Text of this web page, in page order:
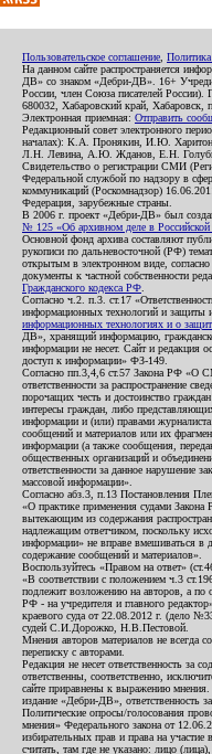
Пользовательское соглашение
На данном сайте распространяется
ДВ» со знаком «Дебри-ДВ». 16+
России, член Союза писателей
680032, Хабаровский край, Хабаровск,
Электронная приемная: Отправить
Редакционный совет электронного
началах): К.А. Пронякин, И.Ю.
Л.Н. Левина, А.Ю. Жданов, Е.Н.
Свидетельство о регистрации СМИ
Федеральной службой по надзору в
коммуникаций (Роскомнадзор)
Федерация, зарубежные страны.
В 2006 г. проект «Дебри-ДВ» был
№ 125 «Об архивном деле в Российской
Основной фонд архива составляют
рукописи по дальневосточной (РФ)
открытым в электронном виде,
документы к частной собственности
Гражданского кодекса РФ
Согласно ч.2. п.3. ст.17
информационных технологий и защиты
информационных технологиях и о
ДВ», хранящий информацию,
информации не несет. Сайт и редакция
доступ к информации» ФЗ-149.
Согласно пп.3,4,6 ст.57 Закона РФ «О
ответственности за распространение
порочащих честь и достоинство
интересы граждан, либо
информации и (или) правами
сообщений и материалов или их
информации (а также сообщения,
общественных организаций и
ответственности за данное нарушение
массовой информации».
Согласно абз.3, п.13 Постановления
«О практике применения судами
вытекающим из содержания
надлежащим ответчиком, поскольку
информации» не вправе вмешиваться в
содержание сообщений и материалов».
Воспользуйтесь «Правом на ответ»
«В соответствии с положением ч.3
подлежит возложению на авторов, а
РФ - на учредителя и главного
краевого суда от 22.08.2012 г. (дело
судей С.И.Дорожко, Н.В.Пестовой.
Мнения авторов материалов не всегда
переписку с авторами.
Редакция не несет ответственность за
ответственны, соответственно,
сайте приравнены к выражению мнения.
издание «Дебри-ДВ», ответственность
Политические опросы/голосования
мнения» Федерального закона от
избирательных прав и права на
считать, там где не указано: лицо